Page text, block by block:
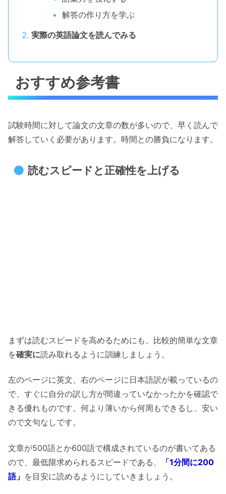
解答の作り方を学ぶ
実際の英語論文を読んでみる
おすすめ参考書
試験時間に対して論文の文章の数が多いので、早く読んで
解答していく必要があります。時間との勝負になります。
読むスピードと正確性を上げる
まずは読むスピードを高めるためにも、比較的簡単な文章
を確実に読み取れるように訓練しましょう。
左のページに英文、右のページに日本語訳が載っているの
で、すぐに自分の訳し方が間違っていなかったかを確認で
きる優れものです。 何より薄いから何周もできるし、安い
ので文句なしです。
文章が500語とか600語で構成されているのが書いてある
ので、最低限求められるスピードである、
「1分間に200
語」 を目安に読めるようにしていきましょう。